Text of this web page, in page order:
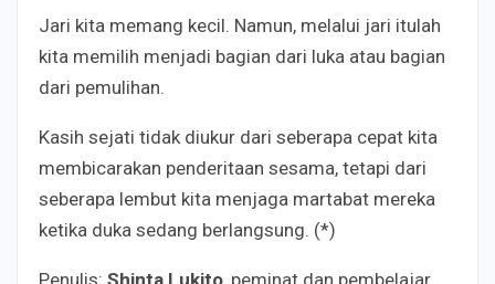
Jari kita memang kecil. Namun, melalui jari itulah
kita memilih menjadi bagian dari luka atau bagian
dari pemulihan.
Kasih sejati tidak diukur dari seberapa cepat kita
membicarakan penderitaan sesama, tetapi dari
seberapa lembut kita menjaga martabat mereka
ketika duka sedang berlangsung. (*)